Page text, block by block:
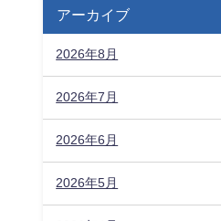
アーカイブ
2026年8月
2026年7月
2026年6月
2026年5月